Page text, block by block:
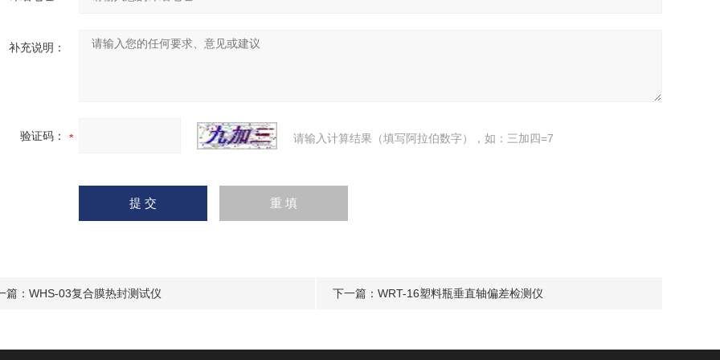
补充说明：
验证码： 请输入计算结果（填写阿拉伯数字），如：三加四=7
篇： WHS-03复合膜热封测试仪 下一篇： WRT-16塑料瓶垂直轴偏差检测仪